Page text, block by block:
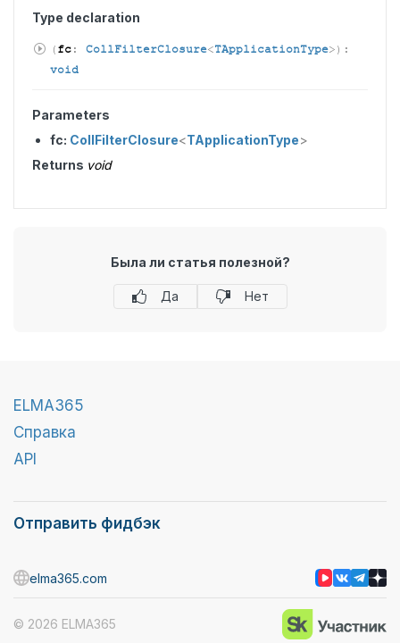
Type declaration
(fc: CollFilterClosure<TApplicationType>) :
void
Parameters
fc: CollFilterClosure<TApplicationType>
Returns void
Была ли статья полезной?
Да Нет
ELMA365
Справка
API
Отправить фидбэк
© 2026 ELMA365
elma365.com